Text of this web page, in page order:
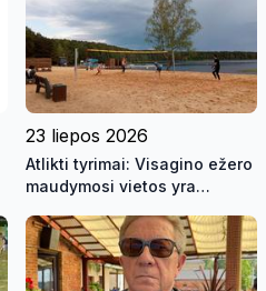
23 liepos 2026
Atlikti tyrimai: Visagino ežero
maudymosi vietos yra